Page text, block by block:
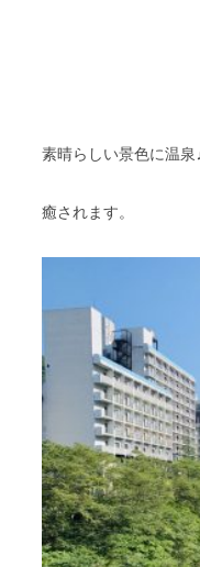
素晴らしい景色に温泉
癒されます。